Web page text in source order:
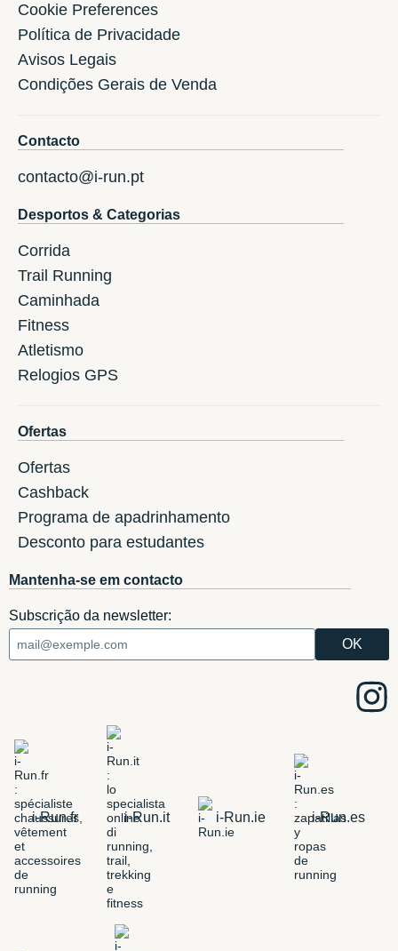
Cookie Preferences
Política de Privacidade
Avisos Legais
Condições Gerais de Venda
Contacto
contacto@i-run.pt
Desportos & Categorias
Corrida
Trail Running
Caminhada
Fitness
Atletismo
Relogios GPS
Ofertas
Ofertas
Cashback
Programa de apadrinhamento
Desconto para estudantes
Mantenha-se em contacto
Subscrição da newsletter:
i-Run.fr i-Run.it i-Run.ie i-Run.es